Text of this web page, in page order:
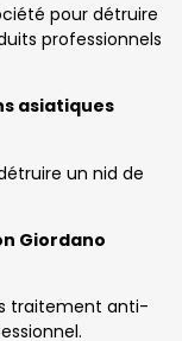
pour détruire
professionnels
asiatiques
un nid de
Giordano
traitement anti-